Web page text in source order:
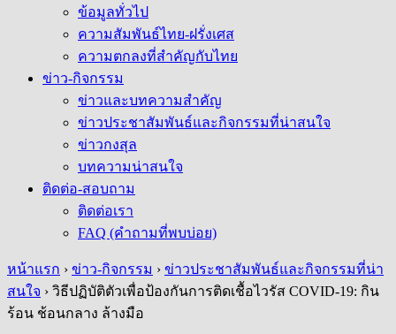
ข้อมูลทั่วไป
ความสัมพันธ์ไทย-ฝรั่งเศส
ความตกลงที่สำคัญกับไทย
ข่าว-กิจกรรม
ข่าวและบทความสำคัญ
ข่าวประชาสัมพันธ์และกิจกรรมที่น่าสนใจ
ข่าวกงสุล
บทความน่าสนใจ
ติดต่อ-สอบถาม
ติดต่อเรา
FAQ (คำถามที่พบบ่อย)
หน้าแรก › ข่าว-กิจกรรม › ข่าวประชาสัมพันธ์และกิจกรรมที่น่า
สนใจ › วิธีปฏิบัติตัวเพื่อป้องกันการติดเชื้อไวรัส COVID-19: กิน
ร้อน ช้อนกลาง ล้างมือ